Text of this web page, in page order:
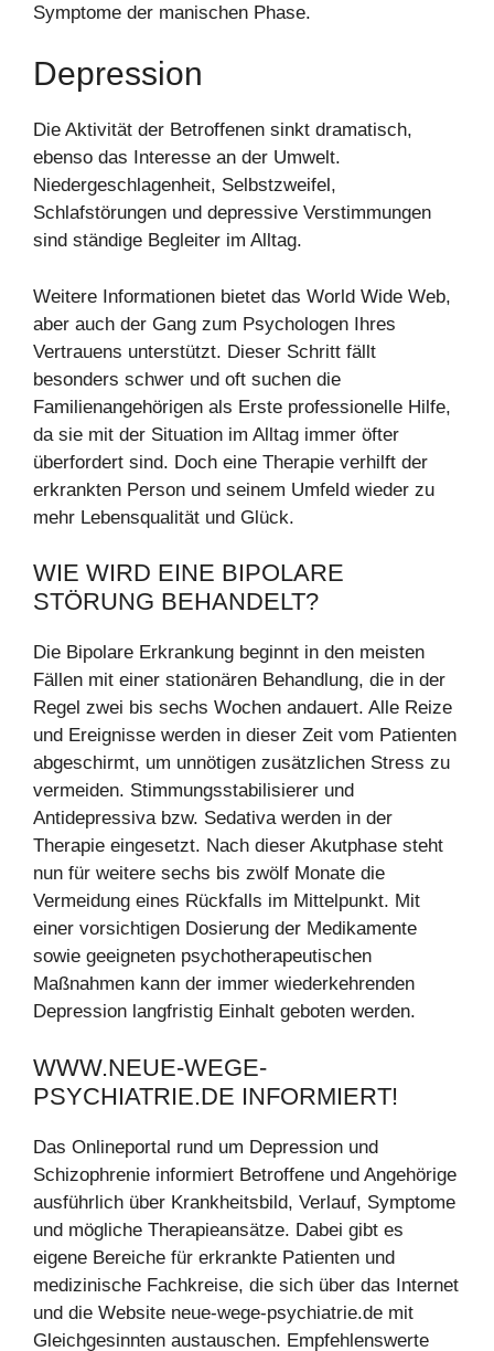
Symptome der manischen Phase.
Depression
Die Aktivität der Betroffenen sinkt dramatisch,
ebenso das Interesse an der Umwelt.
Niedergeschlagenheit, Selbstzweifel,
Schlafstörungen und depressive Verstimmungen
sind ständige Begleiter im Alltag.
Weitere Informationen bietet das World Wide Web,
aber auch der Gang zum Psychologen Ihres
Vertrauens unterstützt. Dieser Schritt fällt
besonders schwer und oft suchen die
Familienangehörigen als Erste professionelle Hilfe,
da sie mit der Situation im Alltag immer öfter
überfordert sind. Doch eine Therapie verhilft der
erkrankten Person und seinem Umfeld wieder zu
mehr Lebensqualität und Glück.
WIE WIRD EINE BIPOLARE
STÖRUNG BEHANDELT?
Die Bipolare Erkrankung beginnt in den meisten
Fällen mit einer stationären Behandlung, die in der
Regel zwei bis sechs Wochen andauert. Alle Reize
und Ereignisse werden in dieser Zeit vom Patienten
abgeschirmt, um unnötigen zusätzlichen Stress zu
vermeiden. Stimmungsstabilisierer und
Antidepressiva bzw. Sedativa werden in der
Therapie eingesetzt. Nach dieser Akutphase steht
nun für weitere sechs bis zwölf Monate die
Vermeidung eines Rückfalls im Mittelpunkt. Mit
einer vorsichtigen Dosierung der Medikamente
sowie geeigneten psychotherapeutischen
Maßnahmen kann der immer wiederkehrenden
Depression langfristig Einhalt geboten werden.
WWW.NEUE-WEGE-
PSYCHIATRIE.DE INFORMIERT!
Das Onlineportal rund um Depression und
Schizophrenie informiert Betroffene und Angehörige
ausführlich über Krankheitsbild, Verlauf, Symptome
und mögliche Therapieansätze. Dabei gibt es
eigene Bereiche für erkrankte Patienten und
medizinische Fachkreise, die sich über das Internet
und die Website neue-wege-psychiatrie.de mit
Gleichgesinnten austauschen. Empfehlenswerte